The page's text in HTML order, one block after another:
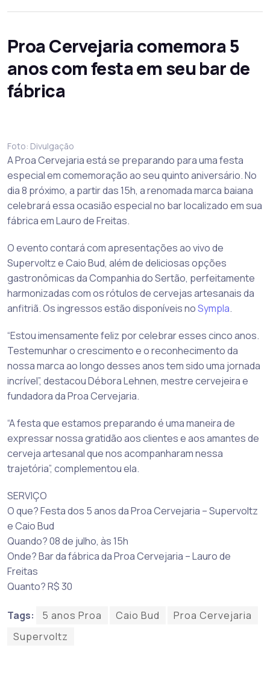
Proa Cervejaria comemora 5
anos com festa em seu bar de
fábrica
Foto: Divulgação
A Proa Cervejaria está se preparando para uma festa
especial em comemoração ao seu quinto aniversário. No
dia 8 próximo, a partir das 15h, a renomada marca baiana
celebrará essa ocasião especial no bar localizado em sua
fábrica em Lauro de Freitas.
O evento contará com apresentações ao vivo de
Supervoltz e Caio Bud, além de deliciosas opções
gastronômicas da Companhia do Sertão, perfeitamente
harmonizadas com os rótulos de cervejas artesanais da
anfitriã. Os ingressos estão disponíveis noSympla.
“Estou imensamente feliz por celebrar esses cinco anos.
Testemunhar o crescimento e o reconhecimento da
nossa marca ao longo desses anos tem sido uma jornada
incrível”, destacou Débora Lehnen, mestre cervejeira e
fundadora da Proa Cervejaria.
“A festa que estamos preparando é uma maneira de
expressar nossa gratidão aos clientes e aos amantes de
cerveja artesanal que nos acompanharam nessa
trajetória”, complementou ela.
SERVIÇO
O que? Festa dos 5 anos da Proa Cervejaria – Supervoltz
e Caio Bud
Quando? 08 de julho, às 15h
Onde? Bar da fábrica da Proa Cervejaria – Lauro de
Freitas
Quanto? R$ 30
Tags: 5 anos Proa Caio Bud
Proa Cervejaria
Supervoltz